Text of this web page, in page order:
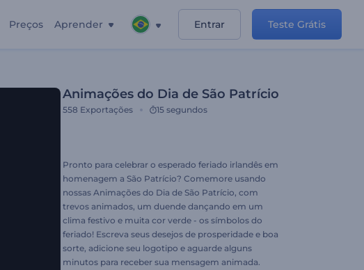
Preços Aprender Entrar Teste Grátis
Animações do Dia de São Patrício
558 Exportações 15 segundos
Pronto para celebrar o esperado feriado irlandês em
homenagem a São Patrício? Comemore usando
nossas Animações do Dia de São Patrício, com
trevos animados, um duende dançando em um
clima festivo e muita cor verde - os símbolos do
feriado! Escreva seus desejos de prosperidade e boa
sorte, adicione seu logotipo e aguarde alguns
minutos para receber sua mensagem animada.